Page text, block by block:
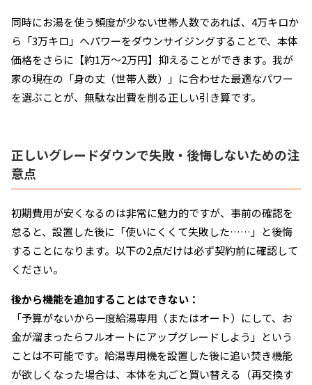
同時にお湯を使う頻度が少ない世帯人数であれば、4万キロか
ら「3万キロ」へパワーをダウンサイジングすることで、本体
価格をさらに【約1万〜2万円】抑えることができます。我が
家の現在の「身の丈（世帯人数）」に合わせた最適なパワー
を選ぶことが、無駄な出費を削る正しい引き算です。
正しいグレードダウンで失敗・後悔しないための注
意点
初期費用が安くなるのは非常に魅力的ですが、事前の確認を
怠ると、設置した後に「使いにくくて失敗した……」と後悔
することになります。以下の2点だけは必ず契約前に確認して
ください。
後から機能を追加することはできない：
「予算がないから一度給湯専用（またはオート）にして、お
金が溜まったらフルオートにアップグレードしよう」という
ことは不可能です。給湯専用機を設置した後に追い焚き機能
が欲しくなった場合は、本体を丸ごと買い替える（再交換す